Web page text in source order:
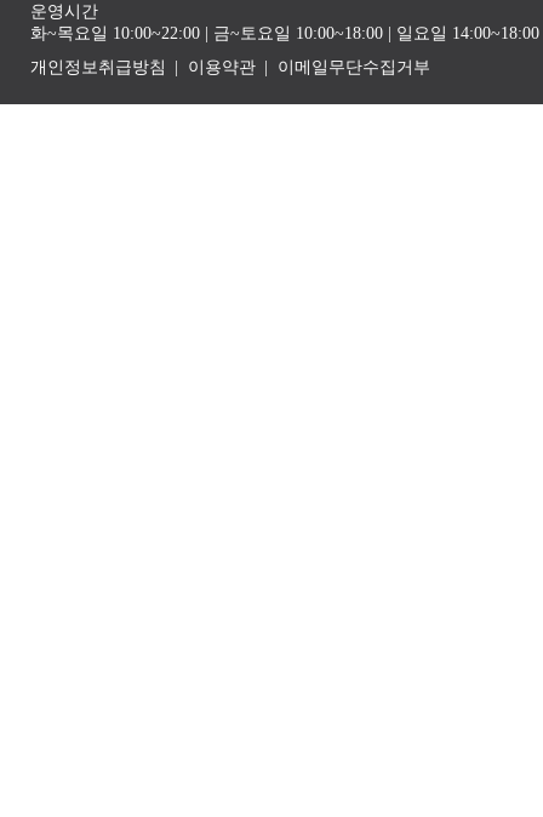
운영시간
화~목요일 10:00~22:00 | 금~토요일 10:00~18:00 | 일요일
개인정보취급방침
이용약관 이메일무단수집거부